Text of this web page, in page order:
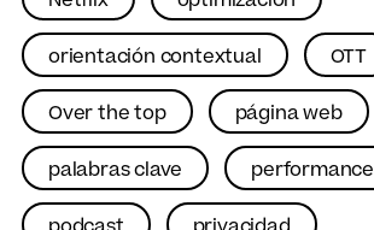
orientación contextual OTT
Over the top página web
palabras clave performance